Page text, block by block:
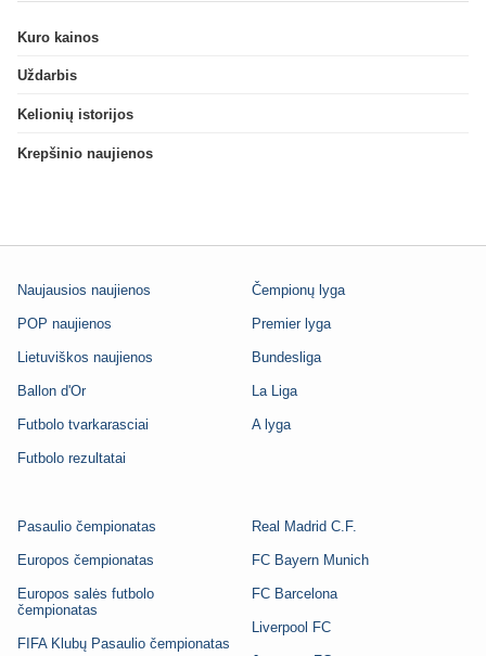
Kuro kainos
Uždarbis
Kelionių istorijos
Krepšinio naujienos
Naujausios naujienos
POP naujienos
Lietuviškos naujienos
Ballon d'Or
Futbolo tvarkarasciai
Futbolo rezultatai
Čempionų lyga
Premier lyga
Bundesliga
La Liga
A lyga
Pasaulio čempionatas
Europos čempionatas
Europos salės futbolo
čempionatas
FIFA Klubų Pasaulio čempionatas
Real Madrid C.F.
FC Bayern Munich
FC Barcelona
Liverpool FC